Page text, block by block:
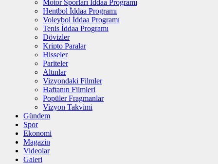
Motor Sporları İddaa Programı
Hentbol İddaa Programı
Voleybol İddaa Programı
Tenis İddaa Programı
Dövizler
Kripto Paralar
Hisseler
Pariteler
Altınlar
Vizyondaki Filmler
Haftanın Filmleri
Popüler Fragmanlar
Vizyon Takvimi
Gündem
Spor
Ekonomi
Magazin
Videolar
Galeri